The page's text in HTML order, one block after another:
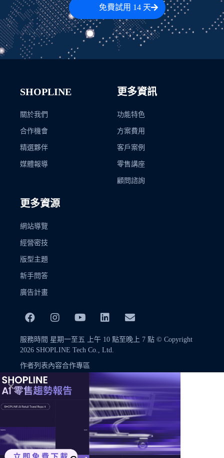
免費試用 14 天
SHOPLINE
關於我們
合作機會
精選夥伴
媒體報導
更多資訊
功能特色
方案費用
客戶案例
零售講座
顧問諮詢
更多資源
網站導覽
經營密技
版型主題
新手問答
廣告計畫
服務時間 星期一至五 上午 10 點至晚上 7 點 © Copyright
2026 SHOPLINE Tech Co., Ltd.
作者列表內容合作專區
© Copyright 2026 SHOPLINE Tech Co., Ltd.
本網站內容未經許可不得任意轉載，欲引用或轉載網站內容，歡迎洽
詢 academy+tw@shopline.com